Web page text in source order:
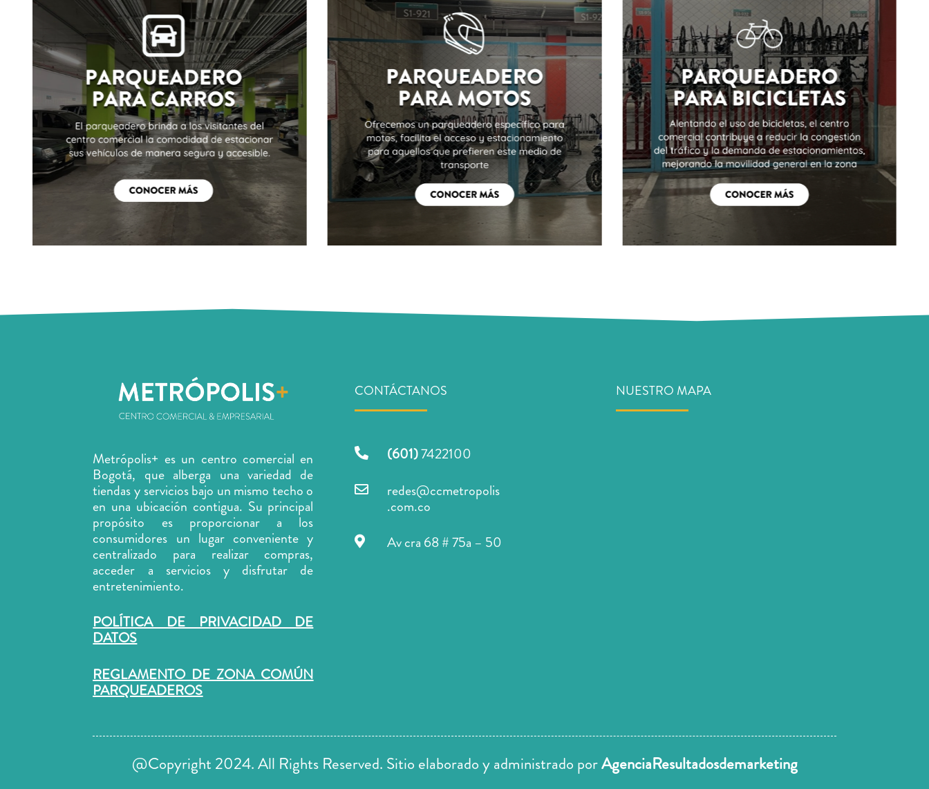
Metrópolis+ es un centro comercial en
Bogotá, que alberga una variedad de
tiendas y serviciosbajo un mismo techo o
en una ubicación contigua. Su principal
propósito es proporcionar a los
consumidores un lugar conveniente y
centralizado para realizar compras,
acceder a servicios y disfrutar de
entretenimiento.
POLÍTICA DE PRIVACIDAD DE
DATOS
REGLAMENTO DE ZONA COMÚN
PARQUEADEROS
CONTÁCTANOS
 (601)7422100
 redes@ccmetropolis
.com.co
 Av cra 68 # 75a – 50
NUESTRO MAPA
@Copyright 2024. All Rights Reserved. Sitio elaborado y administrado porAgenciaResultadosdemarketing